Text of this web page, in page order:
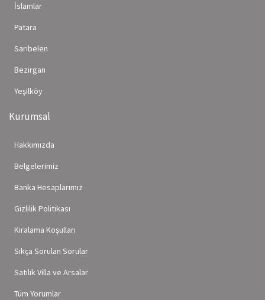
İslamlar
Patara
Sarıbelen
Bezirgan
Yeşilköy
Kurumsal
Hakkımızda
Belgelerimiz
Banka Hesaplarımız
Gizlilik Politikası
Kiralama Koşulları
Sıkça Sorulan Sorular
Satılık Villa ve Arsalar
Tüm Yorumlar